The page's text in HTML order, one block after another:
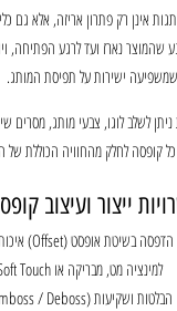
אינן רק פתרון אריזה, אלא גם
שמשפיעה ישירות על תפיסת המותג.
לשלב לוגו, צבעי מותג, מסרים
קופסה לחלק מהחוויה הכוללת של
ייצור ועיצוב
הדפסה בשיטת אופסט (Offset) איכותית
למינציה מט, מבריקה או Soft Touch
הבלטות ושקיעות (Emboss / Deboss)